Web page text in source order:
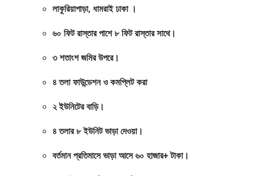
লাকুরিয়াপাড়া, ধামরাই ঢাকা ।
৬০ ফিট রাস্তার পাশে ৮ ফিট রাস্তার সাথে।
৩ শতাংশ জমির উপরে।
৪ তলা ফাউন্ডেশন ও কমপ্লিট করা
২ ইউনিটের বাড়ি।
৪ তলার ৮ ইউনিট ভাড়া দেওয়া।
বর্তমান প্রতিমাসে ভাড়া আসে ৬০ হাজার+ টাকা।